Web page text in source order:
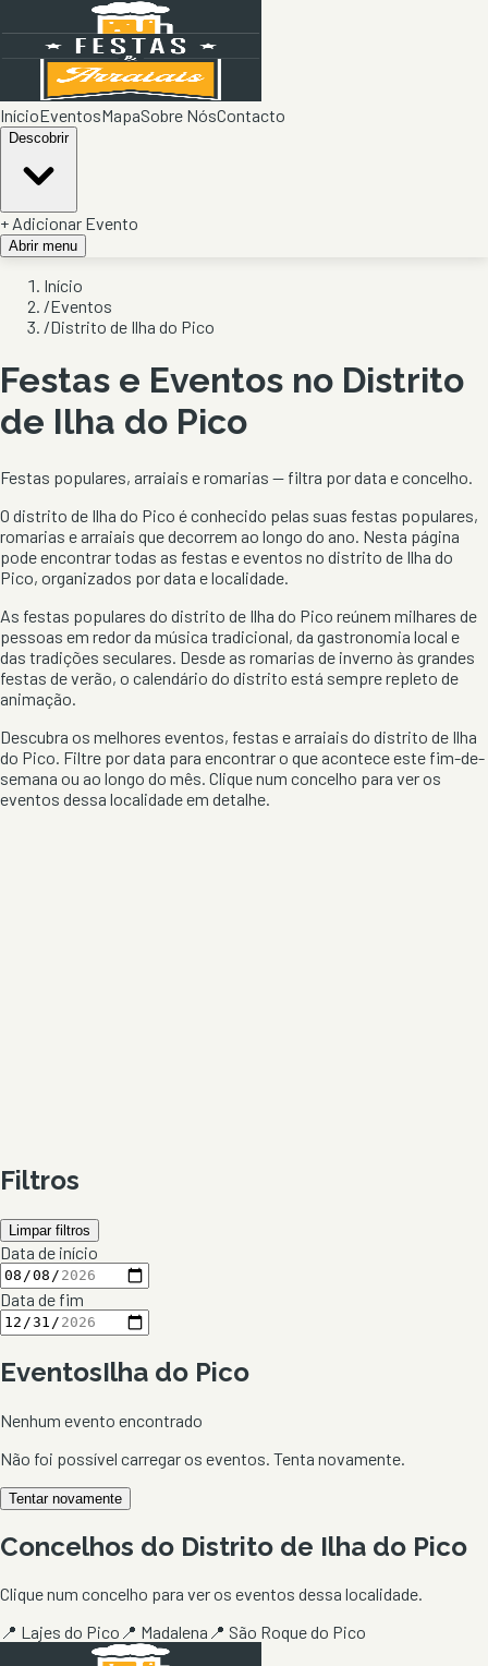
InícioEventosMapaSobre NósContacto
Descobrir
+ Adicionar Evento
Abrir menu
Início
/Eventos
/Distrito de Ilha do Pico
Festas e Eventos no Distrito
de Ilha do Pico
Festas populares, arraiais e romarias — filtra por data e concelho.
O distrito de Ilha do Pico é conhecido pelas suas festas populares,
romarias e arraiais que decorrem ao longo do ano. Nesta página
pode encontrar todas as festas e eventos no distrito de Ilha do
Pico, organizados por data e localidade.
As festas populares do distrito de Ilha do Pico reúnem milhares de
pessoas em redor da música tradicional, da gastronomia local e
das tradições seculares. Desde as romarias de inverno às grandes
festas de verão, o calendário do distrito está sempre repleto de
animação.
Descubra os melhores eventos, festas e arraiais do distrito de Ilha
do Pico. Filtre por data para encontrar o que acontece este fim-de-
semana ou ao longo do mês. Clique num concelho para ver os
eventos dessa localidade em detalhe.
Filtros
Limpar filtros
Data de início
Data de fim
EventosIlha do Pico
Nenhum evento encontrado
Não foi possível carregar os eventos. Tenta novamente.
Tentar novamente
Concelhos do Distrito de Ilha do Pico
Clique num concelho para ver os eventos dessa localidade.
📍 Lajes do Pico 📍 Madalena 📍 São Roque do Pico